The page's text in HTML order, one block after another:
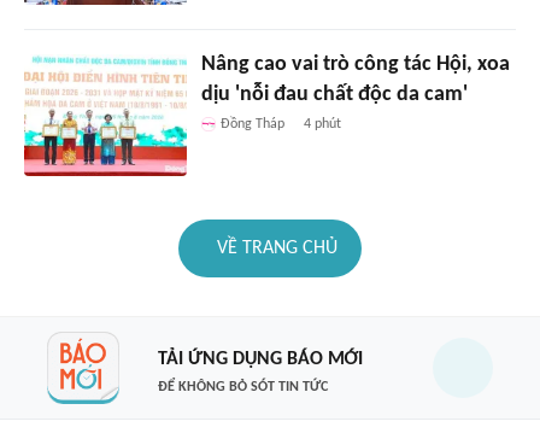
Nâng cao vai trò công tác Hội, xoa
dịu 'nỗi đau chất độc da cam'
Đồng Tháp 4 phút
VỀ TRANG CHỦ
TẢI ỨNG DỤNG BÁO MỚI
ĐỂ KHÔNG BỎ SÓT TIN TỨC